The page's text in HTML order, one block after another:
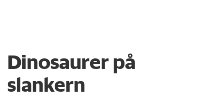
Dinosaurer på
slankern